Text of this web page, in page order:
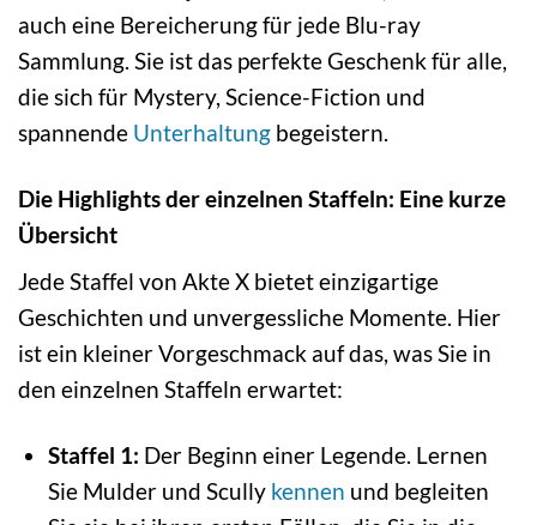
auch eine Bereicherung für jede Blu-ray
Sammlung. Sie ist das perfekte Geschenk für alle,
die sich für Mystery, Science-Fiction und
spannende Unterhaltung begeistern.
Die Highlights der einzelnen Staffeln: Eine kurze
Übersicht
Jede Staffel von Akte X bietet einzigartige
Geschichten und unvergessliche Momente. Hier
ist ein kleiner Vorgeschmack auf das, was Sie in
den einzelnen Staffeln erwartet:
Staffel 1: Der Beginn einer Legende. Lernen
Sie Mulder und Scully kennen und begleiten